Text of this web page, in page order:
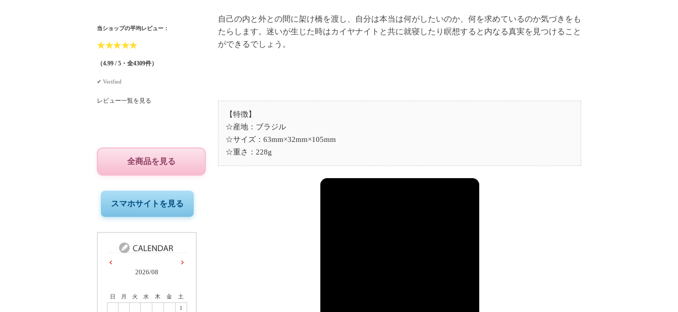
自己の内と外との間に架け橋を渡し、自分は本当は何がしたいのか、何を求めているのか気づきをも
たらします。迷いが生じた時はカイヤナイトと共に就寝したり瞑想すると内なる真実を見つけること
ができるでしょう。
【特徴】
☆産地：ブラジル
☆サイズ：63mm×32mm×105mm
☆重さ：228g
当ショップの平均レビュー：
★★★★★
（4.99 / 5・全4309件）
✔︎ Verified
レビュー一覧を見る
全商品を見る
スマホサイトを見る
2026/08
日 月 火 水 木 金
土
1